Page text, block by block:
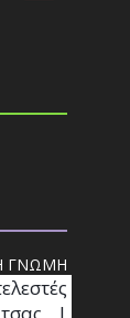
ΓΝΩΜΗ
ελεστές